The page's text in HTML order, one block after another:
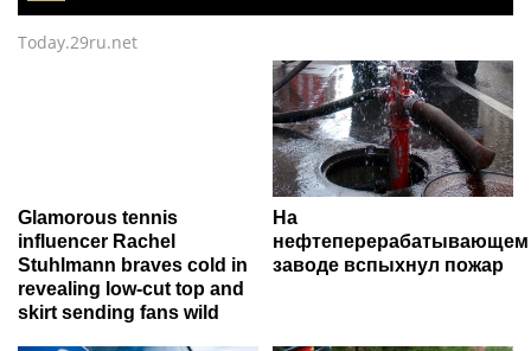
Today.29ru.net
Glamorous tennis
influencer Rachel
Stuhlmann braves cold in
revealing low-cut top and
skirt sending fans wild
На
нефтеперерабатывающем
заводе вспыхнул пожар